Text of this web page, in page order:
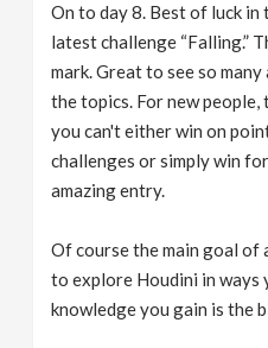
On to day 8. Best of luck in
latest challenge “Falling.”
mark. Great to see so
the topics. For new
you can't either win on
challenges or simply win
amazing entry.
Of course the main goal
to explore Houdini in ways
knowledge you gain is the